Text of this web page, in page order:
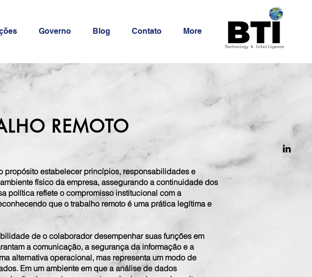
Governo Blog Contato More
REMOTO
propósito estabelecer princípios, responsabilidades e
físico da empresa, assegurando a continuidade dos
política reflete o compromisso institucional com a
que o trabalho remoto é uma prática legítima e
de o colaborador desempenhar suas funções em
a comunicação, a segurança da informação e a
alternativa operacional, mas representa um modo de
Em um ambiente em que a análise de dados